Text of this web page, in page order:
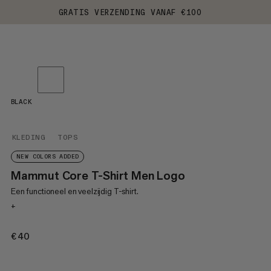
GRATIS VERZENDING VANAF €100
KLEDING TOPS
NEW COLORS ADDED
Mammut Core T-Shirt Men Logo
Een functioneel en veelzijdig T-shirt.
+
€40
BLACK